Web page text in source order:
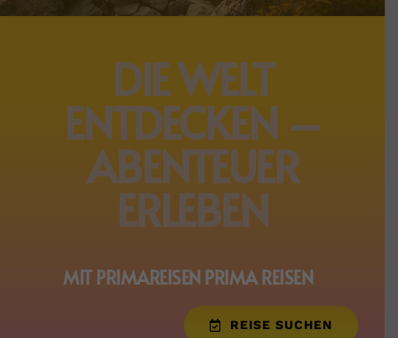
DIE WELT
ENTDECKEN –
ABENTEUER
ERLEBEN
MIT PRIMAREISEN PRIMA REISEN
REISE SUCHEN